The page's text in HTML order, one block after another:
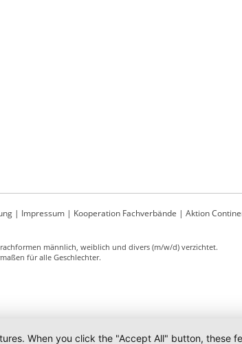
| Impressum| Kooperation Fachverbände | Aktion
männlich, weiblich und divers (m/w/d) verzichtet.
für alle Geschlechter.
When you click the "Accept All" button, these